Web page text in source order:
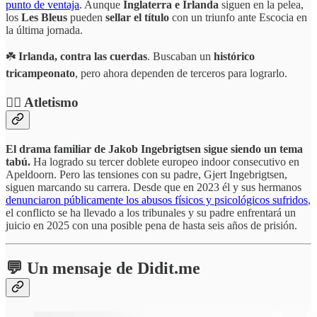
punto de ventaja. Aunque Inglaterra e Irlanda siguen en la pelea,
los Les Bleus pueden sellar el título con un triunfo ante Escocia en
la última jornada.
☘️ Irlanda, contra las cuerdas. Buscaban un histórico
tricampeonato, pero ahora dependen de terceros para lograrlo.
🏃‍♂️ Atletismo
El drama familiar de Jakob Ingebrigtsen sigue siendo un tema
tabú. Ha logrado su tercer doblete europeo indoor consecutivo en
Apeldoorn. Pero las tensiones con su padre, Gjert Ingebrigtsen,
siguen marcando su carrera. Desde que en 2023 él y sus hermanos
denunciaron públicamente los abusos físicos y psicológicos sufridos,
el conflicto se ha llevado a los tribunales y su padre enfrentará un
juicio en 2025 con una posible pena de hasta seis años de prisión.
💬 Un mensaje de Didit.me